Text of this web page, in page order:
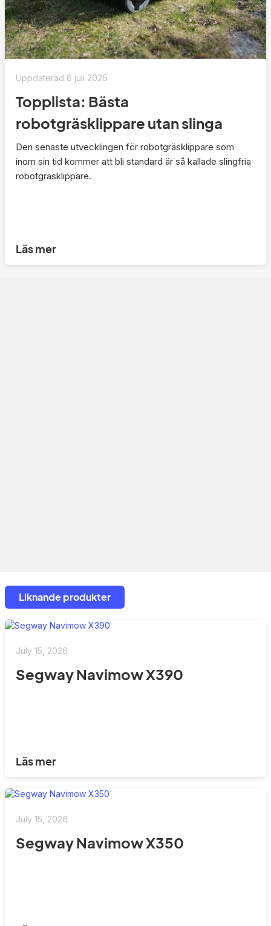
Uppdaterad 8 juli 2026
Topplista: Bästa
robotgräsklippare utan slinga
Den senaste utvecklingen för robotgräsklippare som
inom sin tid kommer att bli standard är så kallade slingfria
robotgräsklippare.
Läs mer
Liknande produkter
July 15, 2026
Segway Navimow X390
Läs mer
July 15, 2026
Segway Navimow X350